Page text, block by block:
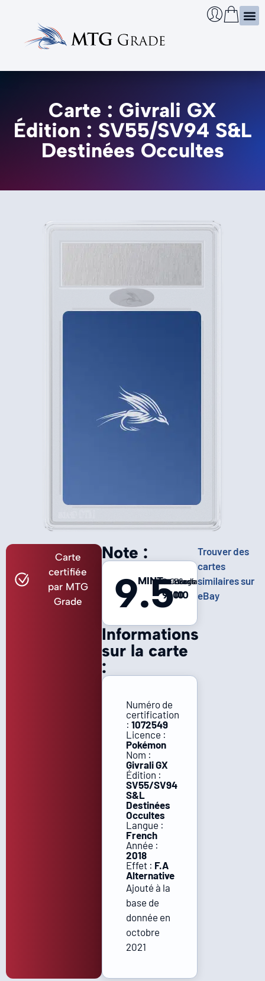
Carte : Givrali GX
Édition : SV55/SV94 S&L
Destinées Occultes
Carte
certifiée
par MTG
Grade
Informations
sur la carte
:
Numéro de
certification
: 1072549
Licence :
Pokémon
Nom :
Givrali GX
Édition :
SV55/SV94
S&L
Destinées
Occultes
Langue :
French
Année :
2018
Effet : F.A
Alternative
Ajouté à la
base de
donnée en
octobre
2021
Note :
9.5
MINTCentrage
9
Coins
10
Bords
10
Surface
10
Trouver des
cartes
similaires sur
eBay